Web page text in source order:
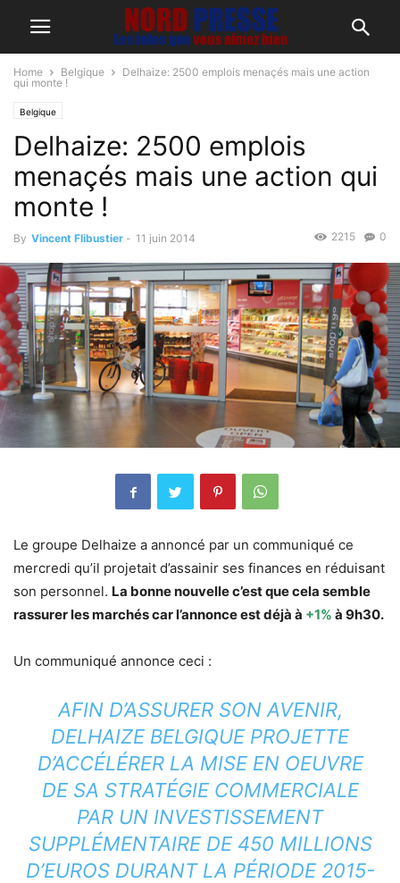
Home Belgique
Delhaize: 2500 emplois menaçés mais une action
qui monte !
Belgique
Delhaize: 2500 emplois
menaçés mais une action qui
monte !
By Vincent Flibustier - 11 juin 2014 0
2215
Le groupe Delhaize a annoncé par un communiqué ce
mercredi qu’il projetait d’assainir ses finances en réduisant
son personnel. La bonne nouvelle c’est que cela semble
rassurer les marchés car l’annonce est déjà à +1% à 9h30.
Un communiqué annonce ceci :
AFIN D’ASSURER SON AVENIR,
DELHAIZE BELGIQUE PROJETTE
D’ACCÉLÉRER LA MISE EN OEUVRE
DE SA STRATÉGIE COMMERCIALE
PAR UN INVESTISSEMENT
SUPPLÉMENTAIRE DE 450 MILLIONS
D’EUROS DURANT LA PÉRIODE 2015-